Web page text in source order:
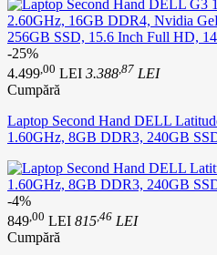
-25%
4.499 ,00 LEI 3.388 ,87 LEI
Cumpără
Laptop Second Hand DELL
1.60GHz, 8GB DDR3, 240GB
-4%
849,00 LEI 815,46 LEI
Cumpără